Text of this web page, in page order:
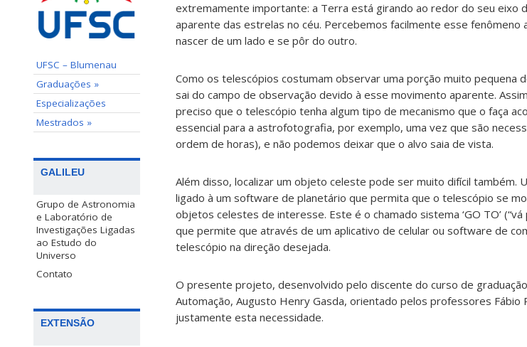
UFSC – Blumenau
Graduações »
Especializações
Mestrados »
GALILEU
Grupo de Astronomia
e Laboratório de
Investigações Ligadas
ao Estudo do
Universo
Contato
EXTENSÃO
extremamente importante: a Terra está girando ao redor do seu eixo
aparente das estrelas no céu. Percebemos facilmente esse fenômeno
nascer de um lado e se pôr do outro.
Como os telescópios costumam observar uma porção muito pequena
sai do campo de observação devido à esse movimento aparente.
preciso que o telescópio tenha algum tipo de mecanismo que o faça
essencial para a astrofotografia, por exemplo, uma vez que são
ordem de horas), e não podemos deixar que o alvo saia de vista.
Além disso, localizar um objeto celeste pode ser muito difícil também.
ligado à um software de planetário que permita que o telescópio se
objetos celestes de interesse. Este é o chamado sistema ‘GO TO’
que permite que através de um aplicativo de celular ou software de
telescópio na direção desejada.
O presente projeto, desenvolvido pelo discente do curso de
Automação, Augusto Henry Gasda, orientado pelos professores Fábio
justamente esta necessidade.